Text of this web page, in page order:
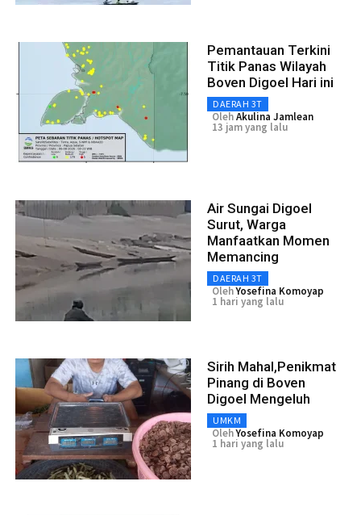
Pemantauan Terkini
Titik Panas Wilayah
Boven Digoel Hari ini
DAERAH 3T
OlehAkulina Jamlean
13 jam yang lalu
Air Sungai Digoel
Surut, Warga
Manfaatkan Momen
Memancing
DAERAH 3T
OlehYosefina Komoyap
1 hari yang lalu
Sirih Mahal,Penikmat
Pinang di Boven
Digoel Mengeluh
UMKM
OlehYosefina Komoyap
1 hari yang lalu